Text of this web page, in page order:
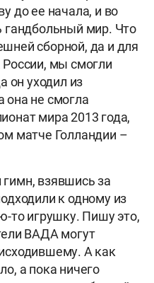
до ее начала, и во
гандбольный мир. Что
сборной, да и для
России, мы смогли
он уходил из
она не смогла
мира 2013 года,
матче Голландии –
взявшись за
к одному из
то игрушку. Пишу это,
ВАДА могут
А как
а пока ничего